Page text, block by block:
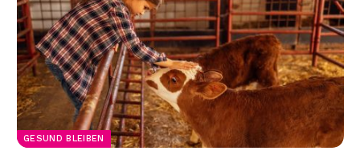
GESUND BLEIBEN